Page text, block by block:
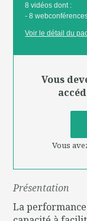
8 vidéos dont :
- 8
Voir le détail du
Vous
Vous
Présentation
La